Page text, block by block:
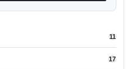
11
17